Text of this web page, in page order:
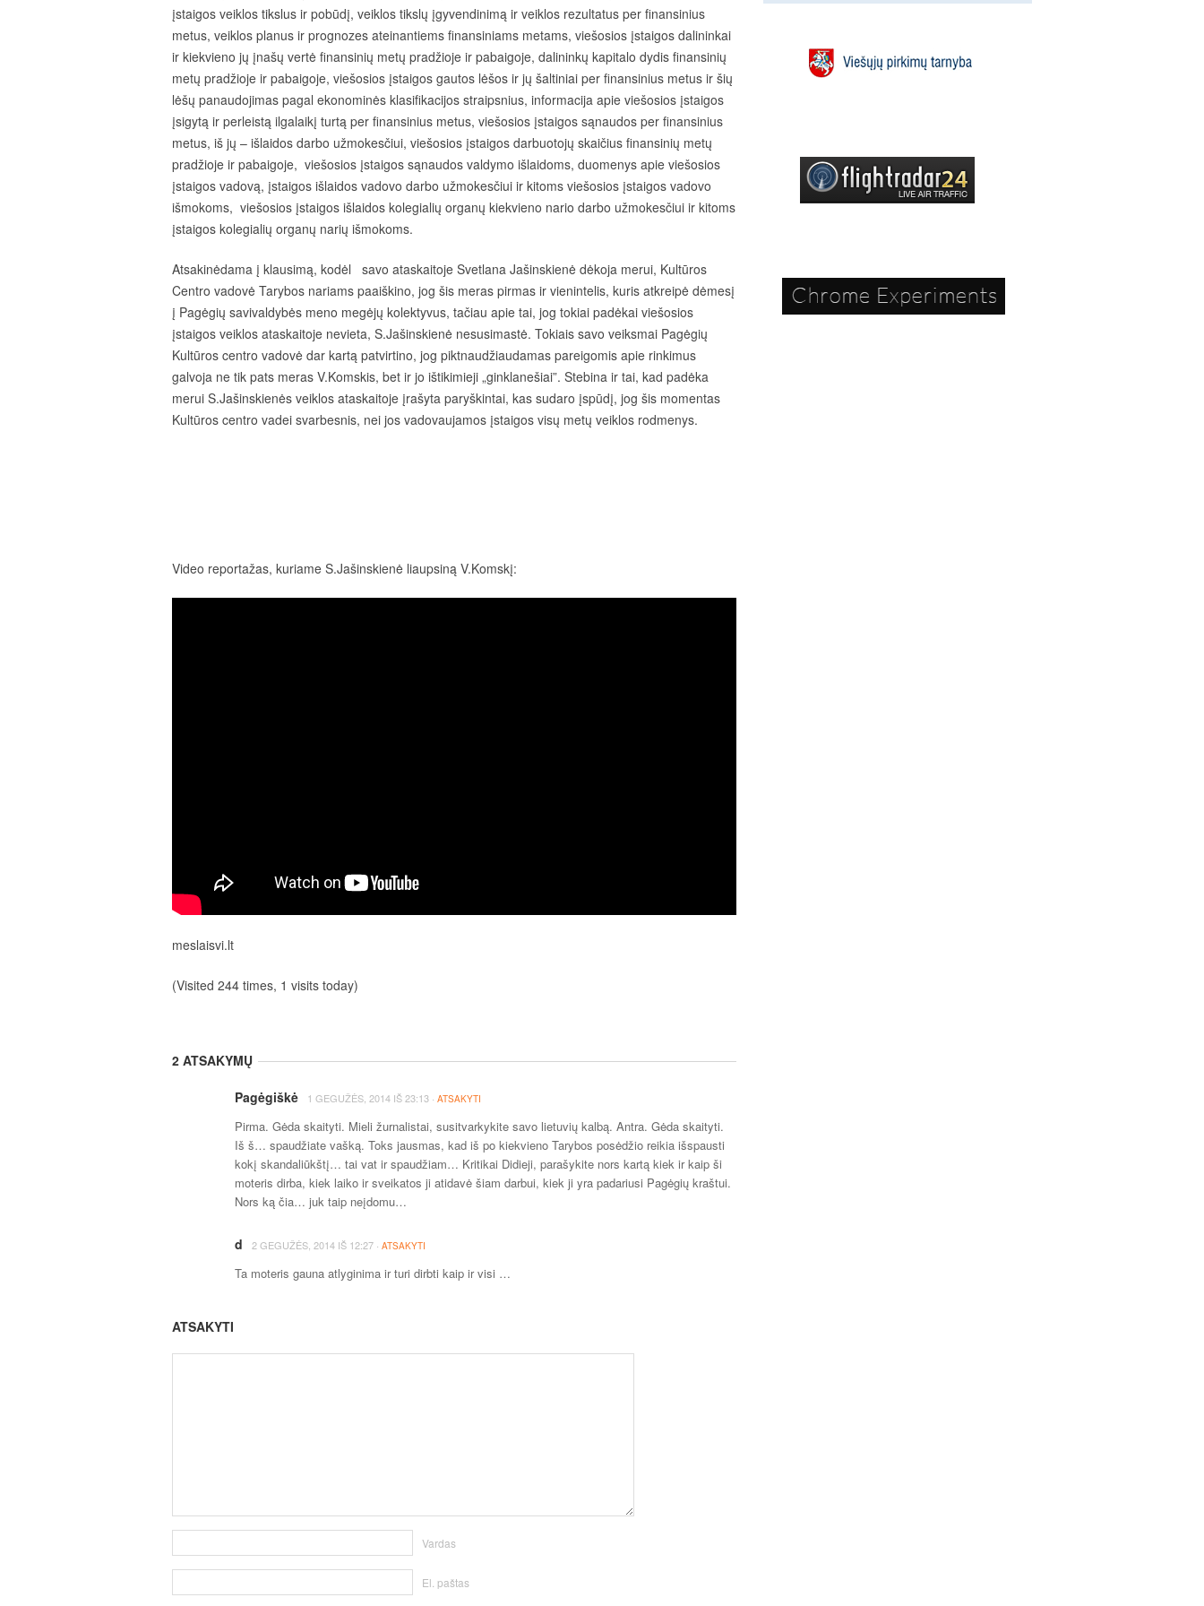
įstaigos veiklos tikslus ir pobūdį, veiklos tikslų įgyvendinimą ir veiklos rezultatus per finansinius
metus, veiklos planus ir prognozes ateinantiems finansiniams metams, viešosios įstaigos dalininkai
ir kiekvieno jų įnašų vertė finansinių metų pradžioje ir pabaigoje, dalininkų kapitalo dydis finansinių
metų pradžioje ir pabaigoje, viešosios įstaigos gautos lėšos ir jų šaltiniai per finansinius metus ir šių
lėšų panaudojimas pagal ekonominės klasifikacijos straipsnius, informacija apie viešosios įstaigos
įsigytą ir perleistą ilgalaikį turtą per finansinius metus, viešosios įstaigos sąnaudos per finansinius
metus, iš jų – išlaidos darbo užmokesčiui, viešosios įstaigos darbuotojų skaičius finansinių metų
pradžioje ir pabaigoje, viešosios įstaigos sąnaudos valdymo išlaidoms, duomenys apie viešosios
įstaigos vadovą, įstaigos išlaidos vadovo darbo užmokesčiui ir kitoms viešosios įstaigos vadovo
išmokoms, viešosios įstaigos išlaidos kolegialių organų kiekvieno nario darbo užmokesčiui ir kitoms
įstaigos kolegialių organų narių išmokoms.
Atsakinėdama į klausimą, kodėl savo ataskaitoje Svetlana Jašinskienė dėkoja merui, Kultūros
Centro vadovė Tarybos nariams paaiškino, jog šis meras pirmas ir vienintelis, kuris atkreipė dėmesį
į Pagėgių savivaldybės meno megėjų kolektyvus, tačiau apie tai, jog tokiai padėkai viešosios
įstaigos veiklos ataskaitoje nevieta, S.Jašinskienė nesusimastė. Tokiais savo veiksmai Pagėgių
Kultūros centro vadovė dar kartą patvirtino, jog piktnaudžiaudamas pareigomis apie rinkimus
galvoja ne tik pats meras V.Komskis, bet ir jo ištikimieji „ginklanešiai”. Stebina ir tai, kad padėka
merui S.Jašinskienės veiklos ataskaitoje įrašyta paryškintai, kas sudaro įspūdį, jog šis momentas
Kultūros centro vadei svarbesnis, nei jos vadovaujamos įstaigos visų metų veiklos rodmenys.
Video reportažas, kuriame S.Jašinskienė liaupsiną V.Komskį:
meslaisvi.lt
(Visited 244 times, 1 visits today)
2 ATSAKYMŲ
Pagėgiškė 1 GEGUŽĖS, 2014 IŠ23:13 · ATSAKYTI
Pirma. Gėda skaityti. Mieli žurnalistai, susitvarkykite savo lietuvių kalbą. Antra. Gėda skaityti.
Iš š… spaudžiate vašką. Toks jausmas, kad iš po kiekvieno Tarybos posėdžio reikia išspausti
kokį skandaliūkštį… tai vat ir spaudžiam… Kritikai Didieji, parašykite nors kartą kiek ir kaip ši
moteris dirba, kiek laiko ir sveikatos ji atidavė šiam darbui, kiek ji yra padariusi Pagėgių kraštui.
Nors ką čia… juk taip neįdomu…
d 2 GEGUŽĖS, 2014 IŠ 12:27 · ATSAKYTI
Ta moteris gauna atlyginima ir turi dirbti kaip ir visi …
ATSAKYTI
Vardas
El. paštas